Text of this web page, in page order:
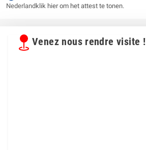
Nederlandklik hier om het attest te tonen.
Venez nous rendre visite !